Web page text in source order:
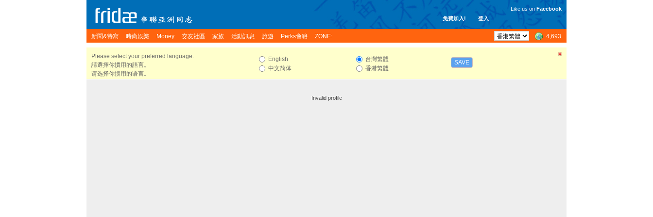
免費加入! 登入
Like us on Facebook
新聞&特寫 時尚娛樂 Money 交友社區 家族 活動訊息 旅遊 Perks會籍 ZONE: 4,693
Please select your preferred language.
請選擇你慣用的語言。
请选择你惯用的语言。
English
中文简体
台灣繁體
香港繁體
SAVE
Invalid profile